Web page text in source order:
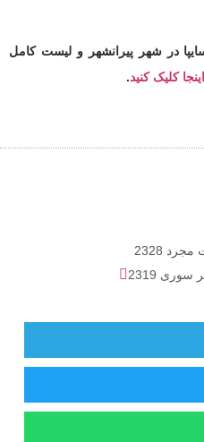
در شهر پیرانشهر و لیست کامل
کلیک کنید.
2328
2319